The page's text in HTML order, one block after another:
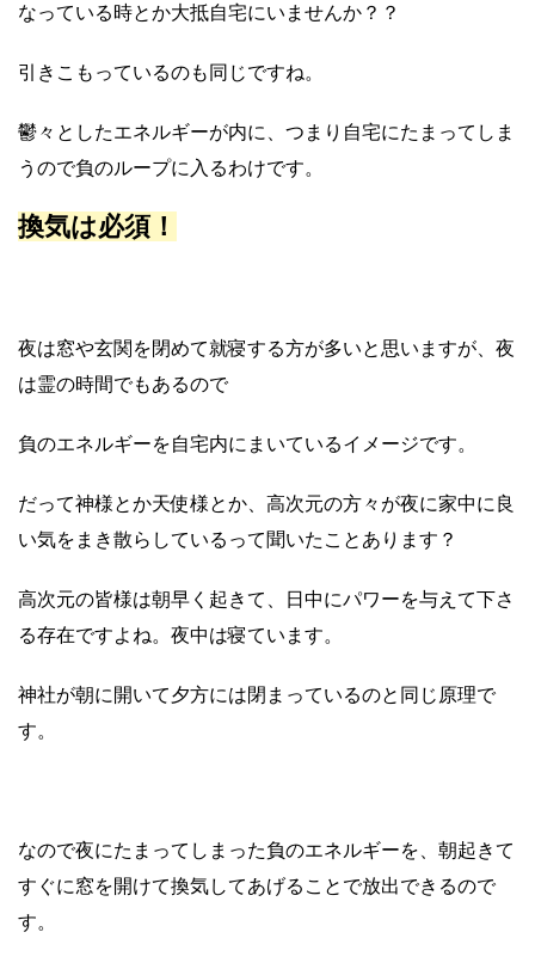
なっている時とか大抵自宅にいませんか？？
引きこもっているのも同じですね。
鬱々としたエネルギーが内に、つまり自宅にたまってしま
うので負のループに入るわけです。
換気は必須！
夜は窓や玄関を閉めて就寝する方が多いと思いますが、夜
は霊の時間でもあるので
負のエネルギーを自宅内にまいているイメージです。
だって神様とか天使様とか、高次元の方々が夜に家中に良
い気をまき散らしているって聞いたことあります？
高次元の皆様は朝早く起きて、日中にパワーを与えて下さ
る存在ですよね。夜中は寝ています。
神社が朝に開いて夕方には閉まっているのと同じ原理で
す。
なので夜にたまってしまった負のエネルギーを、朝起きて
すぐに窓を開けて換気してあげることで放出できるので
す。